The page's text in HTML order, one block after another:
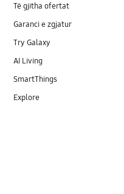
Të gjitha ofertat
Garanci e zgjatur
Try Galaxy
AI Living
SmartThings
Explore